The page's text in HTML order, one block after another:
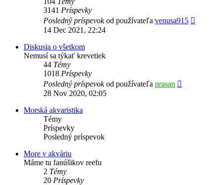
3141 Príspevky
Posledný príspevokod používateľa venusa915
14 Dec 2021, 22:24
Diskusia o všetkom
Nemusí sa týkať krevetiek
44 Témy
1018 Príspevky
Posledný príspevokod používateľa prasan
28 Nov 2020, 02:05
Morská akvaristika
Témy
Príspevky
Posledný príspevok
More v akváriu
Máme tu fanúšikov reefu
2 Témy
20 Príspevky